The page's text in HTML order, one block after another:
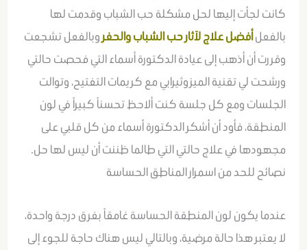
كانت لجأت إليها لحل مشكلة حب الشباب وقدمت لها
بالفعلأفضل علاج لآثار حب الشباب والحفر وبالفعل تشجعت
وقررت أن أذهب إلى عيادة الدكتورة أسماء التي فحصت حالتي
ورشحت لي تقنية الميزوثيرابي مع كريمات التفتيح، وتوالت
الجلسات ومع كل جلسة كنت ألاحظ تحسناً كبيراً في لون
المنطقة، فأود أن أشكر الدكتورة أسماء من كل قلبي على
مجهودها في علاج حالتي التي طالما ظننت أن ليس لها حل.
نصائح للحد من اسمرار المناطق الحساسة
عندما يكون لون المنطقة الحساسة غامقاً بفرق درجة واحدة،
لا يعتبر هذا حالة مرضية، وبالتالي ليس هناك حاجة للجوء إلى